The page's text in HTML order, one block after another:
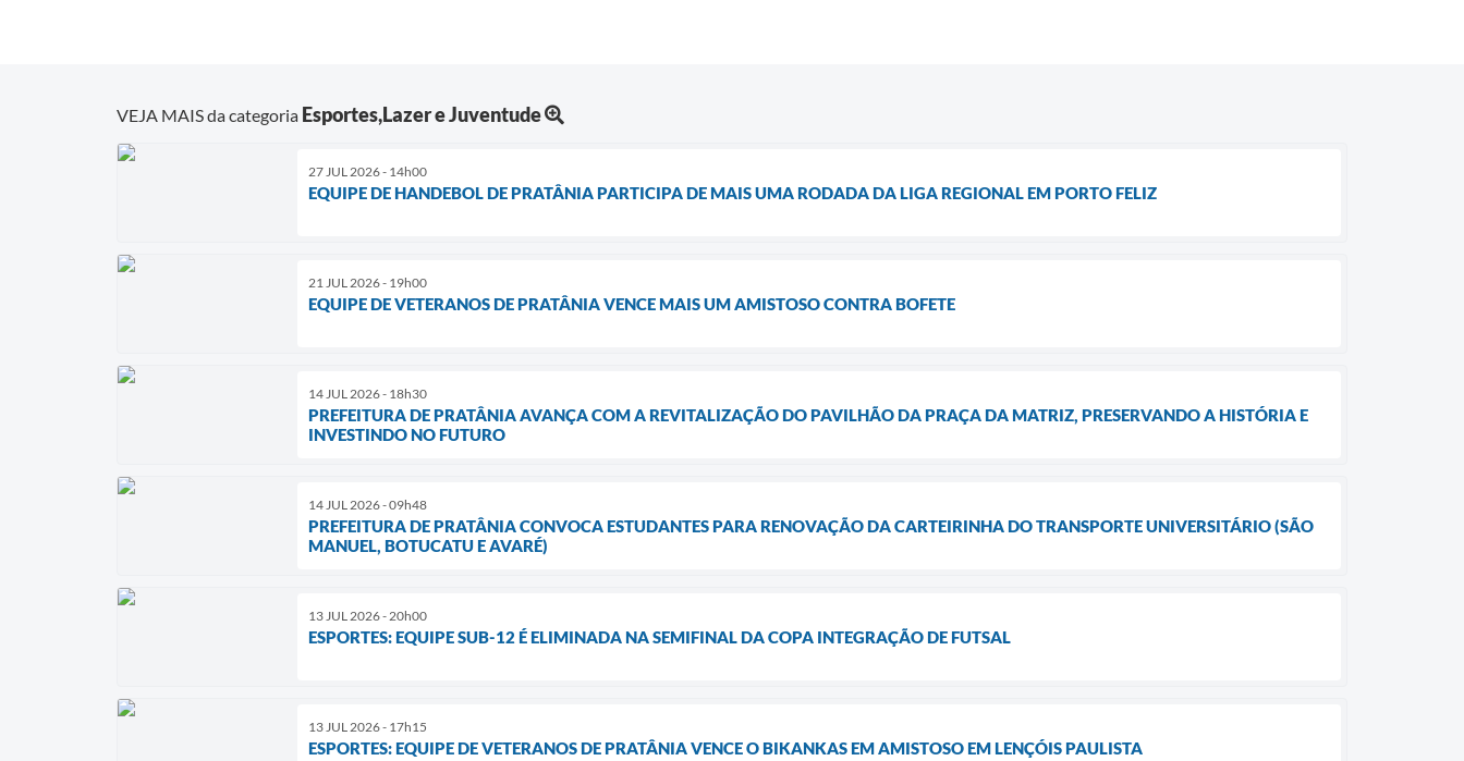
VEJA MAIS da categoria Esportes,Lazer e Juventude
27 JUL 2026 - 14h00
EQUIPE DE HANDEBOL DE PRATÂNIA PARTICIPA DE MAIS UMA RODADA DA LIGA REGIONAL EM PORTO FELIZ
21 JUL 2026 - 19h00
EQUIPE DE VETERANOS DE PRATÂNIA VENCE MAIS UM AMISTOSO CONTRA BOFETE
14 JUL 2026 - 18h30
PREFEITURA DE PRATÂNIA AVANÇA COM A REVITALIZAÇÃO DO PAVILHÃO DA PRAÇA DA MATRIZ, PRESERVANDO A HISTÓRIA E
INVESTINDO NO FUTURO
14 JUL 2026 - 09h48
PREFEITURA DE PRATÂNIA CONVOCA ESTUDANTES PARA RENOVAÇÃO DA CARTEIRINHA DO TRANSPORTE UNIVERSITÁRIO (SÃO
MANUEL, BOTUCATU E AVARÉ)
13 JUL 2026 - 20h00
ESPORTES: EQUIPE SUB-12 É ELIMINADA NA SEMIFINAL DA COPA INTEGRAÇÃO DE FUTSAL
13 JUL 2026 - 17h15
ESPORTES: EQUIPE DE VETERANOS DE PRATÂNIA VENCE O BIKANKAS EM AMISTOSO EM LENÇÓIS PAULISTA